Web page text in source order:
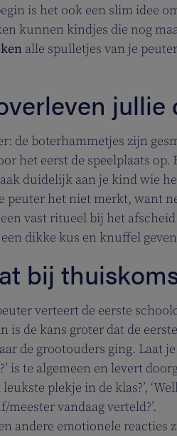
is het ook een slim idee
kunnen kindjes die nog
alle spulletjes van je
de boterhammetjes zijn
het eerst de speelplaats op.
duidelijk aan je kind wie
peuter het niet merkt, want
vast ritueel bij het
dikke kus en knuffel
bij
verteert de eerste
is de kans groter dat de
de grootouders ging. Laat
is te algemeen en levert
leukste plekje in de klas?’,
meester vandaag verteld?’.
andere emotionele